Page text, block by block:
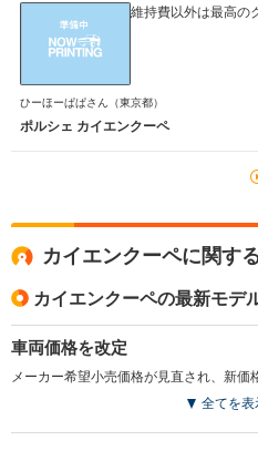
維持費以外は最高の
ひーほーぱぱさん （東京都）
ポルシェ カイエンクーペ
カイエンクーペに関す
カイエンクーペの最新モデ
車両価格を改定
メーカー希望小売価格が見直され、新価
全てを表